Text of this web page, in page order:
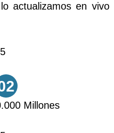
actualizamos en vivo
Millones